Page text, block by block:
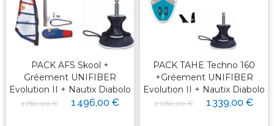
PACK AFS Skool +
Gréement UNIFIBER
Evolution II + Nautix Diabolo
1 760,00 € 1 496,00 €
PACK TAHE Techno 160
+Gréement UNIFIBER
Evolution II + Nautix Diabolo
2 060,00 € 1 339,00 €